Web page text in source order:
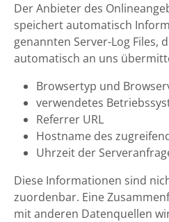
Der Anbieter des
speichert automatisch
genannten Server-Log Files,
automatisch an uns
Browsertyp und
verwendetes
Referrer URL
Hostname des
Uhrzeit der
Diese Informationen sind
zuordenbar. Eine
mit anderen Datenquellen